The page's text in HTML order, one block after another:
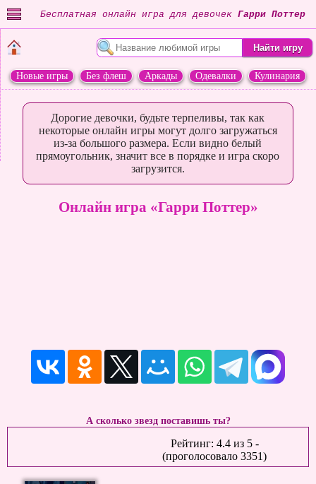
Бесплатная онлайн игра для девочек Гарри Поттер
Новые игры Без флеш Аркады Одевалки
Кулинария
Дорогие девочки, будьте терпеливы, так как
некоторые онлайн игры могут долго загружаться
из-за большого размера. Если видно белый
прямоугольник, значит все в порядке и игра скоро
загрузится.
Онлайн игра «Гарри Поттер»
А сколько звезд поставишь ты?
Рейтинг: 4.4из 5-
(проголосовало 3351)